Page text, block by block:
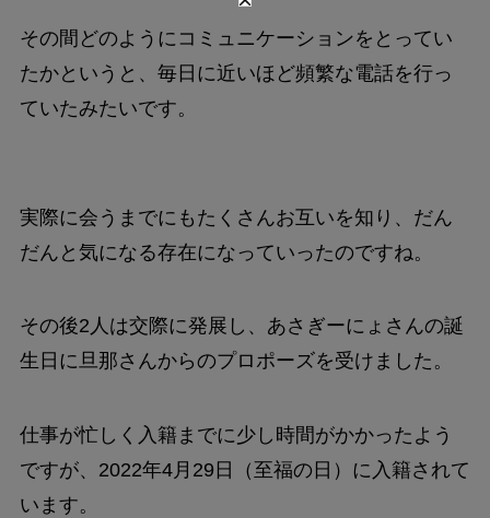
その間どのようにコミュニケーションをとってい
たかというと、毎日に近いほど頻繁な電話を行っ
ていたみたいです。
実際に会うまでにもたくさんお互いを知り、だん
だんと気になる存在になっていったのですね。
その後2人は交際に発展し、あさぎーにょさんの誕
生日に旦那さんからのプロポーズを受けました。
仕事が忙しく入籍までに少し時間がかかったよう
ですが、2022年4月29日（至福の日）に入籍されて
います。